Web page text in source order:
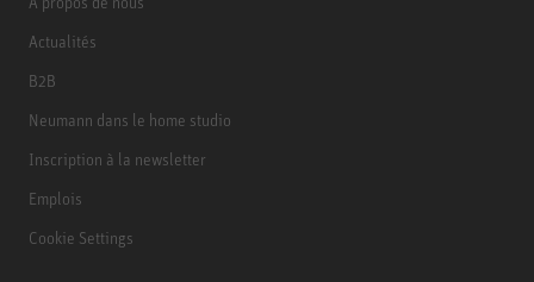
Actualités
B2B
Neumann dans le home studio
Inscription à la newsletter
Emplois
Cookie Settings